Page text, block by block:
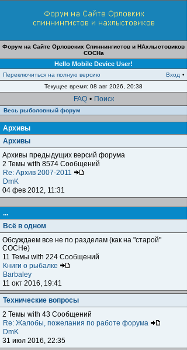
Форум на Сайте Орловских Спиннингистов и НАхлыстовиков
СОСНа
Hello Mobile Device User!
Переключиться на полную версию Вход •
Текущее время: 08 авг 2026, 20:38
FAQ • Поиск
Весь рыболовный форум
Архивы
Архивы
Архивы предыдущих версий форума
2 Темы with 8574 Сообщений
Re: Архив 2007-2011
DmK
04 фев 2012, 11:31
...
Всё в одном
Обсуждаем все не по разделам (как на "старой"
СОСНе)
11 Темы with 224 Сообщений
Книги о рыбалке
Barbaley
11 окт 2016, 19:41
Технические вопросы
2 Темы with 43 Сообщений
Re: Жалобы, пожелания по работе форума
DmK
31 июл 2016, 22:35